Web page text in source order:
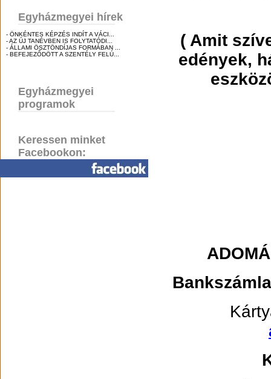
Egyházmegyei hírek
- ÖNKÉNTES KÉPZÉS INDÍT A VÁCI...
- AZ ÚJ TANÉVBEN IS FOLYTATÓDI...
- ÁLLAMI ÖSZTÖNDÍJAS FORMÁBAN ...
- BEFEJEZŐDÖTT A SZENTÉLY FELÚ...
Egyházmegyei
programok
Keressen minket
Facebookon:
( Amit
edények,